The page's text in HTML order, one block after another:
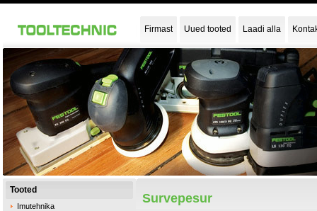
Firmast Uued tooted Laadi alla
Tooted
Imutehnika
Survepesur